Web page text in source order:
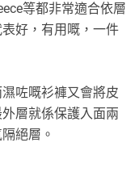
等都非常適合依層
好，有用嘅，一件
咗嘅衫褲又會將皮
層就係保護入面兩
絕層。